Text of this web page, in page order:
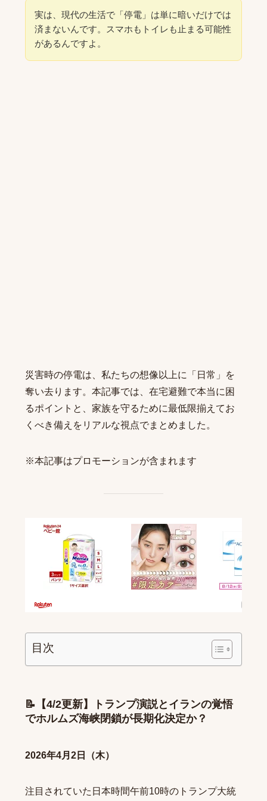
実は、現代の生活で「停電」は単に暗いだけでは
済まないんです。スマホもトイレも止まる可能性
があるんですよ。
災害時の停電は、私たちの想像以上に「日常」を
奪い去ります。本記事では、在宅避難で本当に困
るポイントと、家族を守るために最低限揃えてお
くべき備えをリアルな視点でまとめました。
※本記事はプロモーションが含まれます
目次
📝【4/2更新】トランプ演説とイランの覚悟
でホルムズ海峡閉鎖が長期化決定か？
2026年4月2日（木）
注目されていた日本時間午前10時のトランプ大統